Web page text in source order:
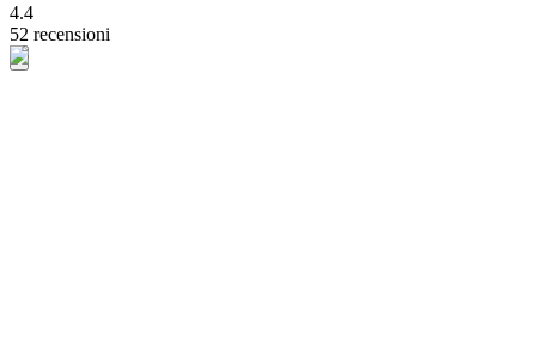
4.4
52 recensioni